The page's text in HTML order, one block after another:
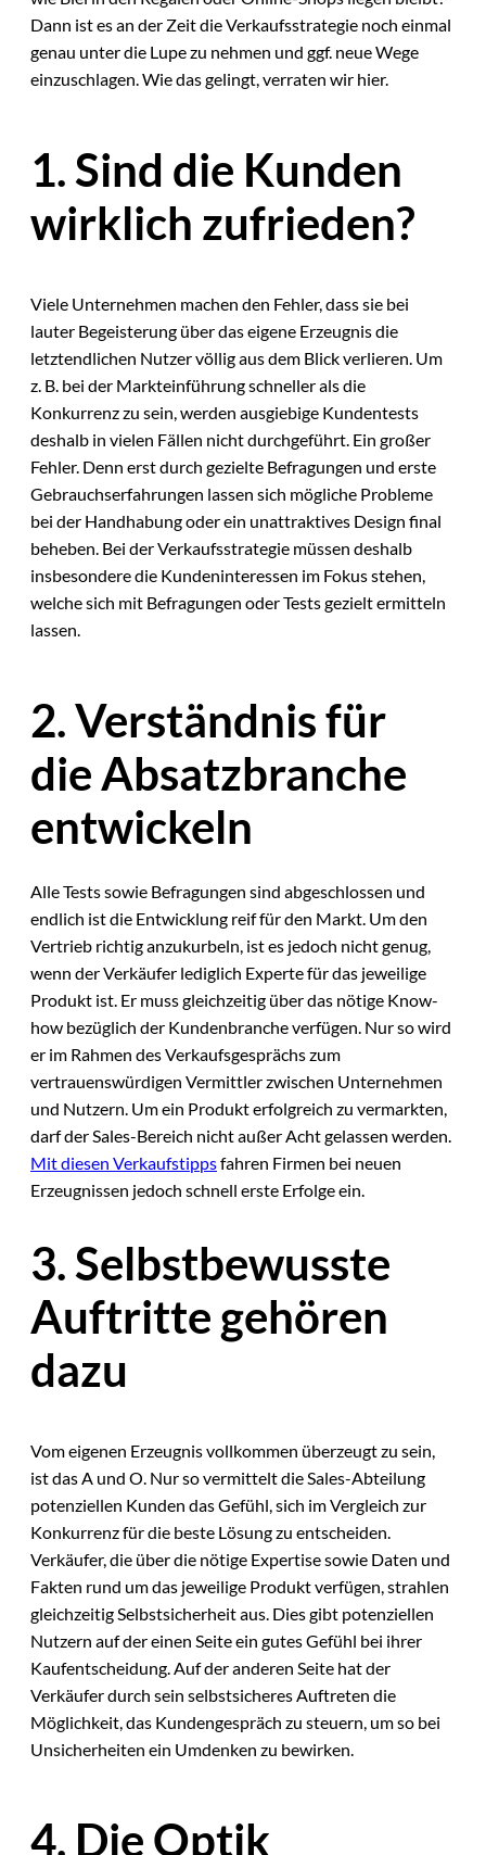
Dann ist es an der Zeit die Verkaufsstrategie noch einmal
genau unter die Lupe zu nehmen und ggf. neue Wege
einzuschlagen. Wie das gelingt, verraten wir hier.
1. Sind die Kunden
wirklich zufrieden?
Viele Unternehmen machen den Fehler, dass sie bei
lauter Begeisterung über das eigene Erzeugnis die
letztendlichen Nutzer völlig aus dem Blick verlieren. Um
z. B. bei der Markteinführung schneller als die
Konkurrenz zu sein, werden ausgiebige Kundentests
deshalb in vielen Fällen nicht durchgeführt. Ein großer
Fehler. Denn erst durch gezielte Befragungen und erste
Gebrauchserfahrungen lassen sich mögliche Probleme
bei der Handhabung oder ein unattraktives Design final
beheben. Bei der Verkaufsstrategie müssen deshalb
insbesondere die Kundeninteressen im Fokus stehen,
welche sich mit Befragungen oder Tests gezielt ermitteln
lassen.
2. Verständnis für
die Absatzbranche
entwickeln
Alle Tests sowie Befragungen sind abgeschlossen und
endlich ist die Entwicklung reif für den Markt. Um den
Vertrieb richtig anzukurbeln, ist es jedoch nicht genug,
wenn der Verkäufer lediglich Experte für das jeweilige
Produkt ist. Er muss gleichzeitig über das nötige Know-
how bezüglich der Kundenbranche verfügen. Nur so wird
er im Rahmen des Verkaufsgesprächs zum
vertrauenswürdigen Vermittler zwischen Unternehmen
und Nutzern. Um ein Produkt erfolgreich zu vermarkten,
darf der Sales-Bereich nicht außer Acht gelassen werden.
Mit diesen Verkaufstippsfahren Firmen bei neuen
Erzeugnissen jedoch schnell erste Erfolge ein.
3. Selbstbewusste
Auftritte gehören
dazu
Vom eigenen Erzeugnis vollkommen überzeugt zu sein,
ist das A und O. Nur so vermittelt die Sales-Abteilung
potenziellen Kunden das Gefühl, sich im Vergleich zur
Konkurrenz für die beste Lösung zu entscheiden.
Verkäufer, die über die nötige Expertise sowie Daten und
Fakten rund um das jeweilige Produkt verfügen, strahlen
gleichzeitig Selbstsicherheit aus. Dies gibt potenziellen
Nutzern auf der einen Seite ein gutes Gefühl bei ihrer
Kaufentscheidung. Auf der anderen Seite hat der
Verkäufer durch sein selbstsicheres Auftreten die
Möglichkeit, das Kundengespräch zu steuern, um so bei
Unsicherheiten ein Umdenken zu bewirken.
4. Die Optik